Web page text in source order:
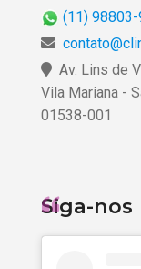
(11)
Av. Lins de
Vila Mariana -
01538-001
Siga-nos